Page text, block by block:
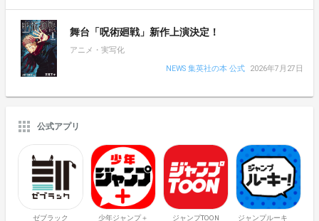
舞台「呪術廻戦」新作上演決定！
アニメ・実写化
NEWS 集英社の本 公式
2026年7月27日
公式アプリ
ゼブラック 少年ジャンプ＋ ジャンプTOON
ジャンプルーキ